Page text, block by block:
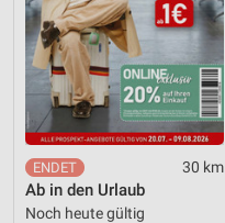
30 km
Ab in den Urlaub
Noch heute gültig